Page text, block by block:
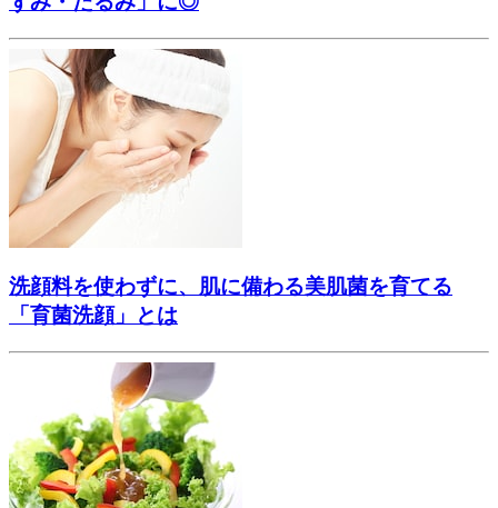
洗顔料を使わずに、肌に備わる美肌菌を育てる
「育菌洗顔」とは